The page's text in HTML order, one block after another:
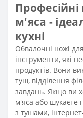
м'яса -
кухні
Обвалочні ножі
інструменти, які
продуктів. Вони
туш, відділення
завдань. Якщо ви
м'яса або шукаєте
з тушами,